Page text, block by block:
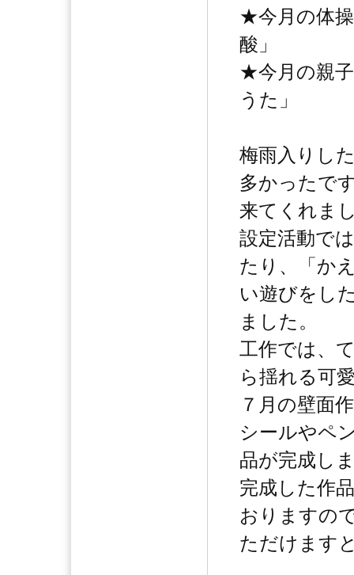
★今月の体
酸」
★今月の親
うた」
梅雨入りし
多かったで
来てくれま
設定活動で
たり、「か
い遊びをし
ました。
工作では、
ら揺れる可
７月の壁面
シールやペ
品が完成し
完成した作
おりますの
ただけます